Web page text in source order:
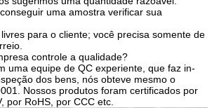
uma amostra verificar sua
para o cliente; você precisa somente de
controle a qualidade?
uma equipe de QC experiente, que faz in-
dos bens, nós obteve mesmo o
Nossos produtos foram certificados por
por RoHS, por CCC etc.